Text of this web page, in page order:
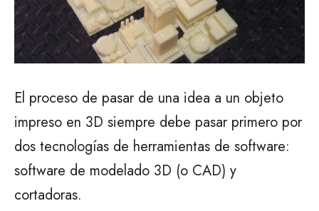
El proceso de pasar de una idea a un objeto
impreso en 3D siempre debe pasar primero por
dos tecnologías de herramientas de software:
software de modelado 3D (o CAD) y
cortadoras.